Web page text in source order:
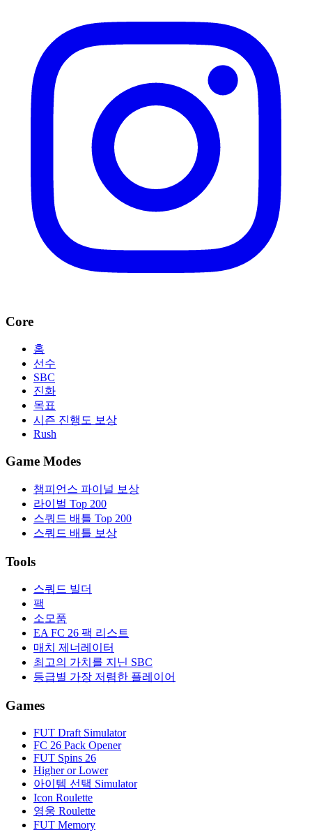
Core
홈
선수
SBC
진화
목표
시즌 진행도 보상
Rush
Game Modes
챔피언스 파이널 보상
라이벌 Top 200
스쿼드 배틀 Top 200
스쿼드 배틀 보상
Tools
스쿼드 빌더
팩
소모품
EA FC 26 팩 리스트
매치 제너레이터
최고의 가치를 지닌 SBC
등급별 가장 저렴한 플레이어
Games
FUT Draft Simulator
FC 26 Pack Opener
FUT Spins 26
Higher or Lower
아이템 선택 Simulator
Icon Roulette
영웅 Roulette
FUT Memory